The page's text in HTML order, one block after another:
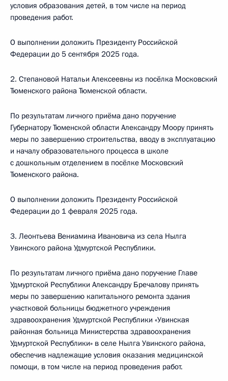
условия образования детей, в том числе на период
проведения работ.
О выполнении доложить Президенту Российской
Федерации до 5 сентября 2025 года.
2. Степановой Натальи Алексеевны из посёлка Московский
Тюменского района Тюменской области.
По результатам личного приёма дано поручение
Губернатору Тюменской области Александру Моору принять
меры по завершению строительства, вводу в эксплуатацию
и началу образовательного процесса в школе
с дошкольным отделением в посёлке Московский
Тюменского района.
О выполнении доложить Президенту Российской
Федерации до 1 февраля 2025 года.
3. Леонтьева Вениамина Ивановича из села Нылга
Увинского района Удмуртской Республики.
По результатам личного приёма дано поручение Главе
Удмуртской Республики Александру Бречалову принять
меры по завершению капитального ремонта здания
участковой больницы бюджетного учреждения
здравоохранения Удмуртской Республики «Увинская
районная больница Министерства здравоохранения
Удмуртской Республики» в селе Нылга Увинского района,
обеспечив надлежащие условия оказания медицинской
помощи, в том числе на период проведения работ.